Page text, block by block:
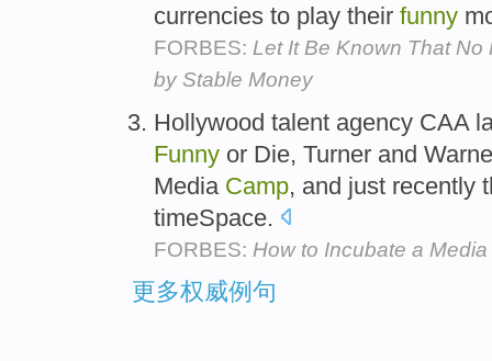
currencies to play their funny
FORBES: Let It Be Known That
by Stable Money
Hollywood talent agency CAA
Funny or Die, Turner and
Media Camp, and just recently
timeSpace.
FORBES: How to Incubate a
更多权威例句